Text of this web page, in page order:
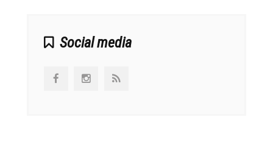
Social media